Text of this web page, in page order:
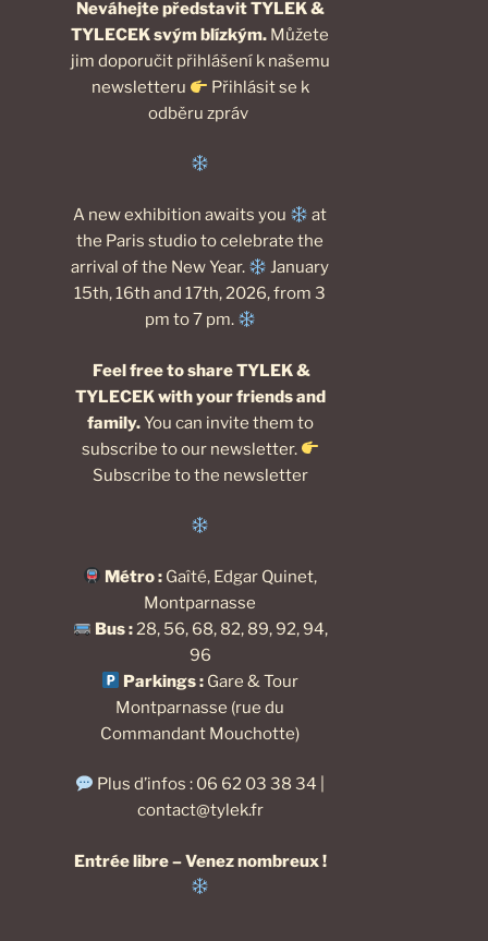
Neváhejte představit TYLEK &
TYLECEK svým blízkým. Můžete
jim doporučit přihlášení k našemu
newsletteru
Přihlásit se k
odběru zpráv
A new exhibition awaits you
at
the Paris studio to celebrate the
arrival of the New Year.
January
15th, 16th and 17th, 2026, from 3
pm to 7 pm.
Feel free to share TYLEK &
TYLECEK with your friends and
family.You can invite them to
subscribe to our newsletter.
Subscribe to the newsletter
Métro : Gaîté, Edgar Quinet,
Montparnasse
Bus :28, 56, 68, 82, 89, 92, 94,
96
Parkings : Gare & Tour
Montparnasse (rue du
Commandant Mouchotte)
Plus d’infos : 06 62 03 38 34 |
contact@tylek.fr
Entrée libre – Venez nombreux !